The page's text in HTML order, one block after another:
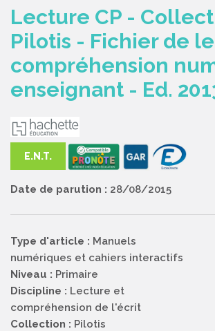
Lecture CP -
Pilotis - Fichier de
compréhension
enseignant - Ed.
E.N.T.
Date de parution : 28/08/2015
Type d'article : Manuels
numériques et cahiers interactifs
Niveau : Primaire
Discipline : Lecture et
compréhension de l'écrit
Collection : Pilotis